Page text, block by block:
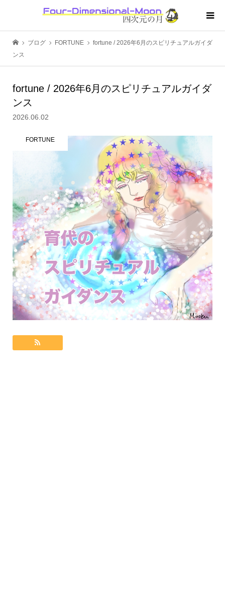
ブログ FORTUNE
fortune / 2026年6月のスピリチュアルガイダ
ンス
fortune / 2026年6月のスピリチュアルガイダ
ンス
2026.06.02
FORTUNE